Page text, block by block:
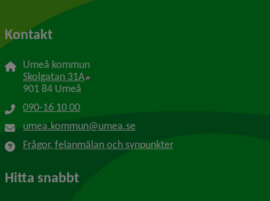
Kontakt
Umeå kommun
Skolgatan 31A Länk till annan webbplats, öppnas i nytt
901 84 Umeå
090-16 10 00
umea.kommun@umea.se
Frågor, felanmälan och synpunkter
Hitta snabbt